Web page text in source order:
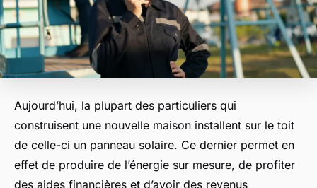
Aujourd’hui, la plupart des particuliers qui
construisent une nouvelle maison installent sur le toit
de celle-ci un panneau solaire. Ce dernier permet en
effet de produire de l’énergie sur mesure, de profiter
des aides financières et d’avoir des revenus